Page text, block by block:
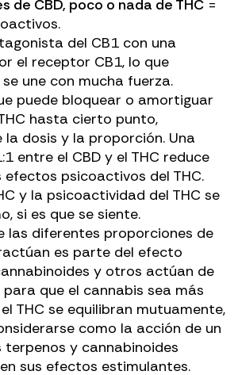
de CBD, poco o nada de THC =
del CB1 con una
el receptor CB1, lo que
une con mucha fuerza.
puede bloquear o amortiguar
hasta cierto punto,
la dosis y la proporción. Una
entre el CBD y el THC reduce
psicoactivos del THC.
y la psicoactividad del THC se
si es que se siente.
las diferentes proporciones de
es parte del efecto
y otros actúan de
que el cannabis sea más
THC se equilibran mutuamente,
como la acción de un
terpenos y cannabinoides
sus efectos estimulantes.